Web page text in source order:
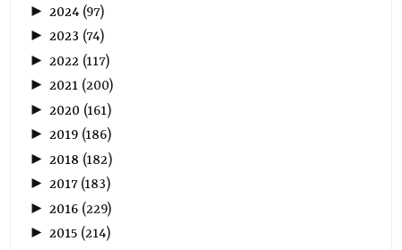
► 2024 (97)
►2023 (74)
► 2022 (117)
►2021 (200)
► 2020 (161)
►2019 (186)
► 2018 (182)
►2017(183)
► 2016 (229)
►2015 (214)